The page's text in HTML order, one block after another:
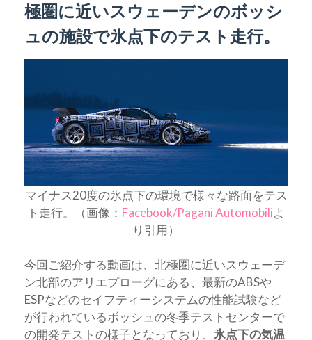
極圏に近いスウェーデンのボッシ
ュの施設で氷点下のテスト走行。
マイナス20度の氷点下の環境で様々な路面をテス
ト走行。（画像： Facebook/Pagani Automobiliよ
り引用）
今回ご紹介する動画は、北極圏に近いスウェーデ
ン北部のアリエプローグにある、最新のABSや
ESPなどのセイフティーシステムの性能試験など
が行われているボッシュの冬季テストセンターで
の開発テストの様子となっており、 氷点下の気温